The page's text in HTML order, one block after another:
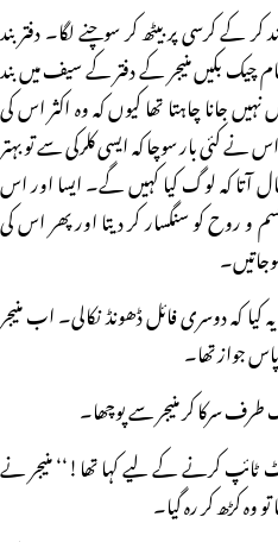
کے کرسی پر بیٹھ کر سوچنے لگا۔ دفتر بند
چیک بکیں منیجر کے دفتر کے سیف میں بند
جانا چاہتا تھا کیوں کہ وہ اکثر اس کی
نے کئی بار سوچا کہ ایسی کلرکی سے تو بہتر
آتا کہ لوگ کیا کہیں گے۔ ایسا اور اس
روح کو سنگسار کر دیتا اور پھر اس کی
کہ دوسری فائل ڈھونڈ نکالی۔ اب منیجر
جواز تھا۔
سرکا کر منیجر سے پوچھا۔
کرنے کے لیے کہا تھا!‘‘ منیجر نے
کڑھ کر رہ گیا۔